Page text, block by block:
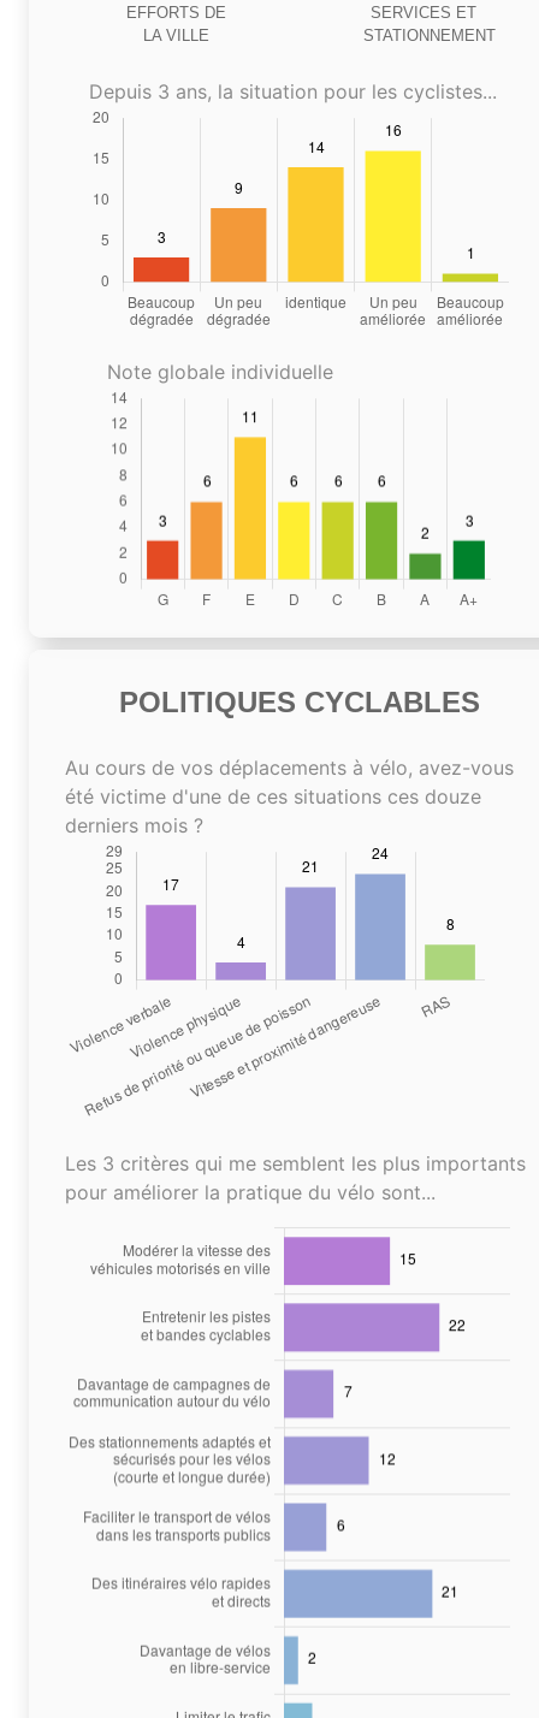
EFFORTS DE
LA VILLE
SERVICES ET
STATIONNEMENT
Depuis 3 ans, la situation pour les cyclistes...
Note globale individuelle
POLITIQUES CYCLABLES
Au cours de vos déplacements à vélo, avez-vous
été victime d'une de ces situations ces douze
derniers mois ?
Les 3 critères qui me semblent les plus importants
pour améliorer la pratique du vélo sont...